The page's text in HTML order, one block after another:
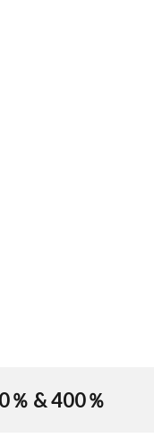
％ & 400％